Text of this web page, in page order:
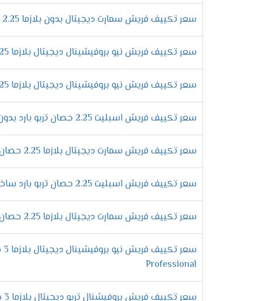
مهما كان البروده عالية لكى يتمكن
التمتع بالصوت المنخفض للجهاز
الان عندما تقوم بشراء تكييفات فريش
الكمبريسور لكى يتم تشغيل الجهاز فى
التميز بخاصية التشغيل التلقائى
أفضل الامكانيات الحديثة هتحصل عليها
تشغيلها مرة اخرى .
مواصفات
وحدة تحكم لاسلكية
علشان يكون استخدام المكيف سهل على
يتم ضبط درجات التبريد من خلاله فلا
فلاتر لتنظيف الهواء
الان هتكون حياتك مختلفة عند شراء تكييف
استخدام فريونR22
سعر تكييف فريش سمارت ديجيتال بدون بلازما 2.25 حصان - Smart
سعر تكييف فريش نيو بروفيشينال ديجيتال بلازما 2.25 حصان بارد فقط
سعر تكييف فريش نيو بروفيشينال ديجيتال بلازما 2.25 حصان بارد ساخن
سعر تكييف فريش اسبليت 2.25 حصان تربو بارد بدون بلازما
سعر تكييف فريش سمارت ديجيتال بلازما 2.25 حصان بارد فقط
سعر تكييف فريش اسبليت 2.25 حصان تربو بارد ساخن بدون بلازما
سعر تكييف فريش سمارت ديجيتال بلازما 2.25 حصان بارد ساخن
Professional
سعر تكييف فريش بروفيشنال تربو ديجيتال بلازما 3 حصان بارد